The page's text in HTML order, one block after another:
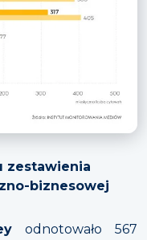
zestawienia
biznesowej
odnotowało 567